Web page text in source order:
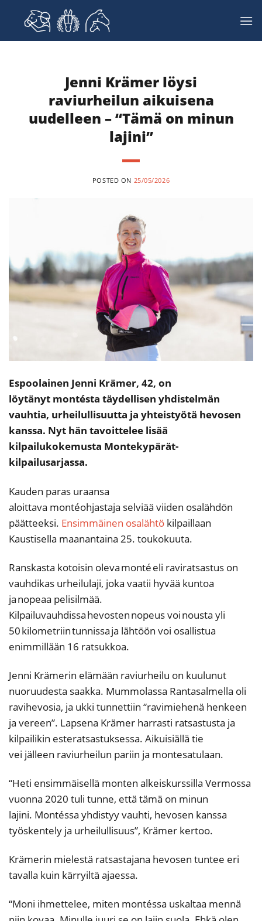
Jenni Krämer löysi
raviurheilun aikuisena
uudelleen – “Tämä on minun
lajini”
POSTED ON 25/05/2026
Espoolainen Jenni Krämer, 42, on
löytänyt montésta täydellisen yhdistelmän
vauhtia, urheilullisuutta ja yhteistyötä hevosen
kanssa. Nyt hän tavoittelee lisää
kilpailukokemusta Montekypärät-
kilpailusarjassa.
Kauden paras uraansa
aloittava montéohjastaja selviää viiden osalähdön
päätteeksi. Ensimmäinen osalähtö kilpaillaan
Kaustisella maanantaina 25. toukokuuta.
Ranskasta kotoisin oleva monté eli raviratsastus on
vauhdikas urheilulaji, joka vaatii hyvää kuntoa
ja nopeaa pelisilmää.
Kilpailuvauhdissa hevosten nopeus voi nousta yli
50 kilometriin tunnissa ja lähtöön voi osallistua
enimmillään 16 ratsukkoa.
Jenni Krämerin elämään raviurheilu on kuulunut
nuoruudesta saakka. Mummolassa Rantasalmella oli
ravihevosia, ja ukki tunnettiin “ravimiehenä henkeen
ja vereen”. Lapsena Krämer harrasti ratsastusta ja
kilpailikin esteratsastuksessa. Aikuisiällä tie
vei jälleen raviurheilun pariin ja montesatulaan.
“Heti ensimmäisellä monten alkeiskurssilla Vermossa
vuonna 2020 tuli tunne, että tämä on minun
lajini. Montéssa yhdistyy vauhti, hevosen kanssa
työskentely ja urheilullisuus”, Krämer kertoo.
Krämerin mielestä ratsastajana hevosen tuntee eri
tavalla kuin kärryiltä ajaessa.
“Moni ihmettelee, miten montéssa uskaltaa mennä